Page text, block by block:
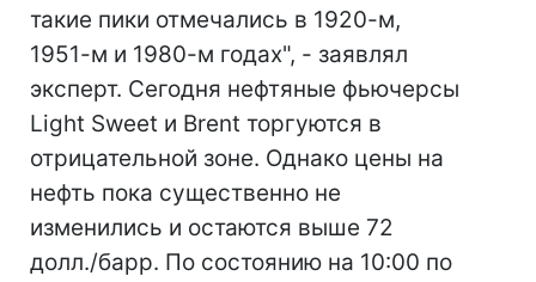
такие пики отмечались в 1920-м,
1951-м и 1980-м годах", - заявлял
эксперт. Сегодня нефтяные фьючерсы
Light Sweet и Brent торгуются в
отрицательной зоне. Однако цены на
нефть пока существенно не
изменились и остаются выше 72
долл./барр. По состоянию на 10:00 по